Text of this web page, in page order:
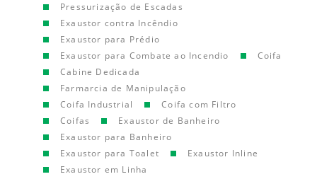
Pressurização de Escadas
Exaustor contra Incêndio
Exaustor para Prédio
Exaustor para Combate ao Incendio
Coifa
Cabine Dedicada
Farmarcia de Manipulação
Coifa Industrial
Coifa com Filtro
Coifas
Exaustor de Banheiro
Exaustor para Banheiro
Exaustor para Toalet
Exaustor Inline
Exaustor em Linha